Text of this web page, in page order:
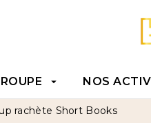
PIED
arrow_drop_down NOS
rachète Short Books